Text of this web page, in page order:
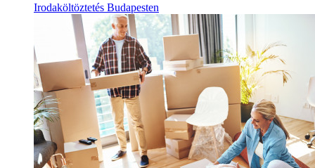
Irodaköltöztetés Budapesten